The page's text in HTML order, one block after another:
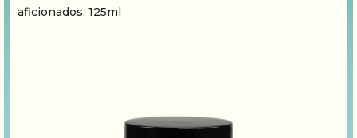
aficionados. 125ml